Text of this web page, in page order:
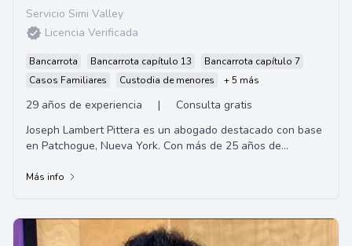
Servicio Simi Valley
Licencia Verificada
Bancarrota Bancarrota capítulo 13
Bancarrota capítulo 7
Casos Familiares
Custodia de menores + 5 más
29 años de experiencia |
Consulta gratis
Joseph Lambert Pittera es un abogado destacado con base
en Patchogue, Nueva York. Con más de 25 años de
Más info